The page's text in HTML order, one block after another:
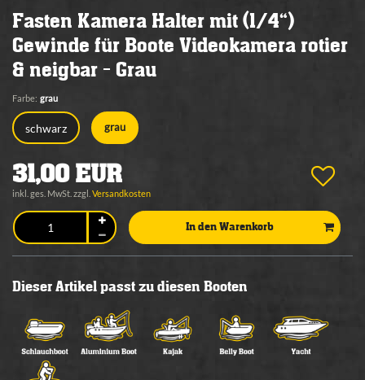
Fasten Kamera Halter mit (1/4“)
Gewinde für Boote Videokamera rotier
& neigbar - Grau
Farbe: grau
schwarz grau
31,00 EUR
inkl. ges. MwSt. zzgl. Versandkosten
In den Warenkorb
Dieser Artikel passt zu diesen Booten